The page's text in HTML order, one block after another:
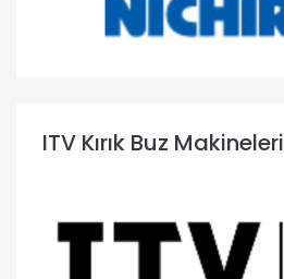
ITV Kırık Buz Makineleri